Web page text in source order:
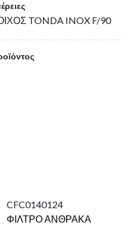
TONDA INOX F/90
CFC0140124
ΦΙΛΤΡΟ ΑΝΘΡΑΚΑ